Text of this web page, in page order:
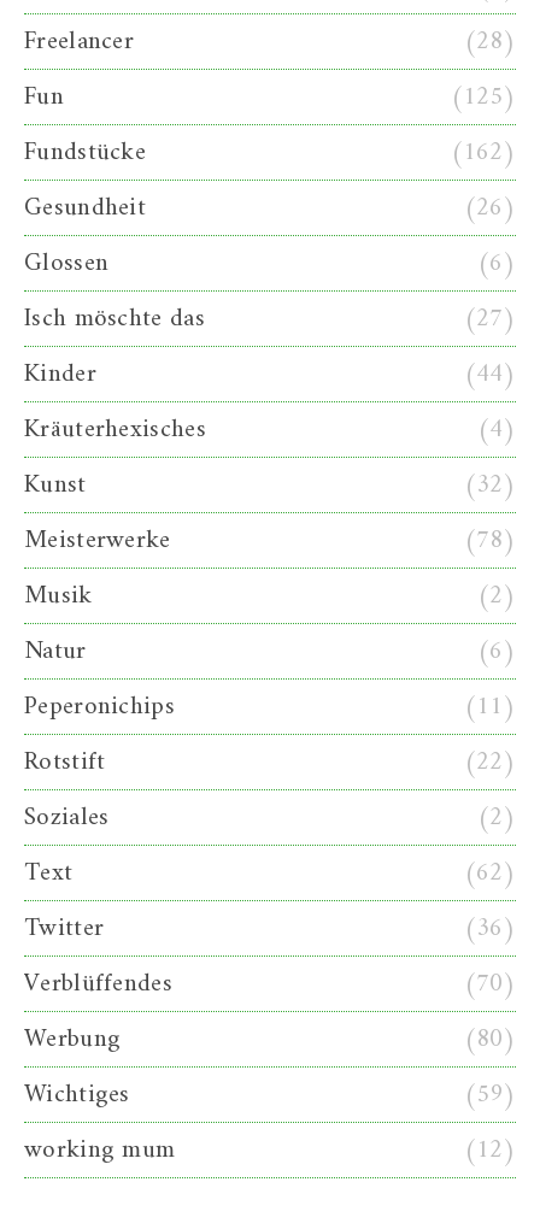
Freelancer
(28)
Fun
(125)
Fundstücke
(162)
Gesundheit
(26)
Glossen
(6)
Isch möschte das
(27)
Kinder
(44)
Kräuterhexisches
(4)
Kunst
(32)
Meisterwerke
(78)
Musik
(2)
Natur
(6)
Peperonichips
(11)
Rotstift
(22)
Soziales
(2)
Text
(62)
Twitter
(36)
Verblüffendes
(70)
Werbung
(80)
Wichtiges
(59)
working mum
(12)